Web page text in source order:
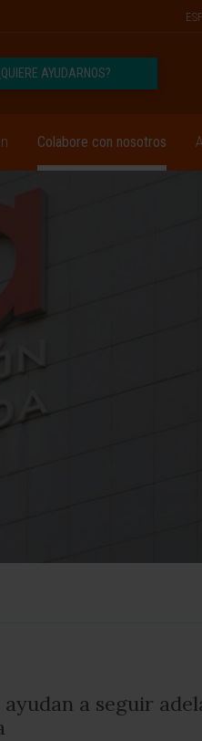
AYUDARNOS?
Colabore con nosotros
a seguir